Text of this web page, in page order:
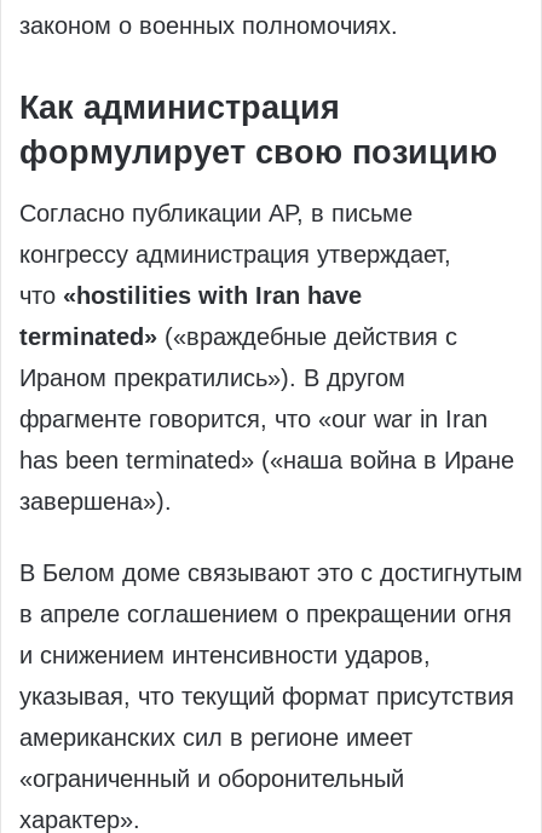
законом о военных полномочиях.
Как администрация
формулирует свою позицию
Согласно публикации AP, в письме
конгрессу администрация утверждает,
что «hostilities with Iran have
terminated» («враждебные действия с
Ираном прекратились»). В другом
фрагменте говорится, что «our war in Iran
has been terminated» («наша война в Иране
завершена»).
В Белом доме связывают это с достигнутым
в апреле соглашением о прекращении огня
и снижением интенсивности ударов,
указывая, что текущий формат присутствия
американских сил в регионе имеет
«ограниченный и оборонительный
характер».